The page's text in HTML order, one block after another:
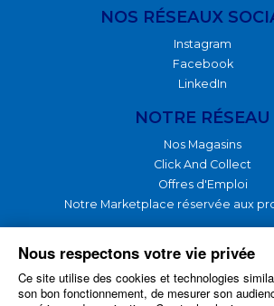
NOS RÉSEAUX
Instagram
Facebook
LinkedIn
NOTRE RÉSEAU
Nos Magasins
Click And Collect
Offres d'Emploi
Notre Marketplace réservée aux
NOTRE GROUPE
Nos Produits
Nos Services
Nous respectons votre vie privée
Ce site utilise des cookies et technologies
son bon fonctionnement, de mesurer son